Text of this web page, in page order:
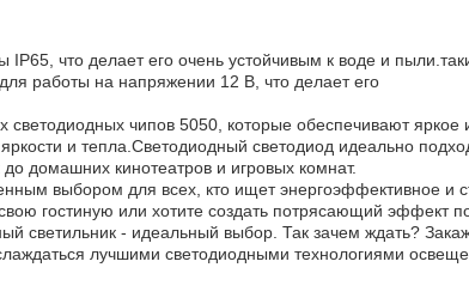
что делает его очень устойчивым к воде и
работы на напряжении 12 В, что делает его
светодиодных чипов 5050, которые обеспечивают яркое
и тепла.Светодиодный светодиод идеально
домашних кинотеатров и игровых комнат.
выбором для всех, кто ищет энергоэффективное и
гостиную или хотите создать потрясающий эффект
светильник - идеальный выбор. Так зачем ждать?
лучшими светодиодными технологиями